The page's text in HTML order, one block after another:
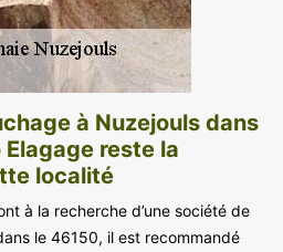
à Nuzejouls dans
reste la
localité
à la recherche d’une société de
le 46150, il est recommandé